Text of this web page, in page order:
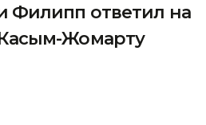
Филипп ответил на
Жомарту